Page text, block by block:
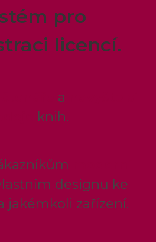
pro
licencí.
a
knih.
designu ke
jakémkoli zařízení.